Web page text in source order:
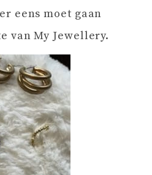
eens moet gaan
van My Jewellery.